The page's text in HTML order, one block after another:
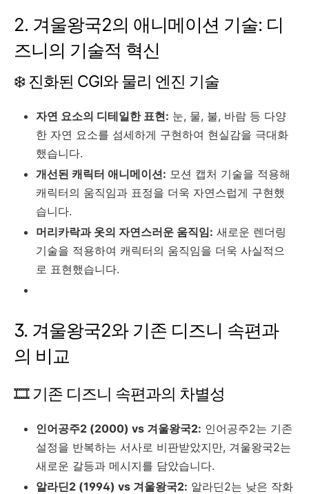
2. 겨울왕국2의 애니메이션 기술: 디
즈니의 기술적 혁신
❄️ 진화된 CGI와 물리 엔진 기술
자연 요소의 디테일한 표현: 눈, 물, 불, 바람 등 다양
한 자연 요소를 섬세하게 구현하여 현실감을 극대화
했습니다.
개선된 캐릭터 애니메이션: 모션 캡처 기술을 적용해
캐릭터의 움직임과 표정을 더욱 자연스럽게 구현했
습니다.
머리카락과 옷의 자연스러운 움직임: 새로운 렌더링
기술을 적용하여 캐릭터의 움직임을 더욱 사실적으
로 표현했습니다.
3. 겨울왕국2와 기존 디즈니 속편과
의 비교
🎞️ 기존 디즈니 속편과의 차별성
인어공주2 (2000) vs 겨울왕국2: 인어공주2는 기존
설정을 반복하는 서사로 비판받았지만, 겨울왕국2는
새로운 갈등과 메시지를 담았습니다.
알라딘2 (1994) vs 겨울왕국2: 알라딘2는 낮은 작화